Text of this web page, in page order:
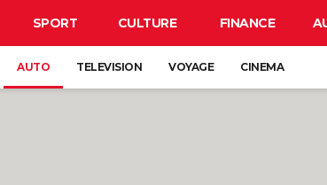
SPORT CULTURE FINANCE
AUTO TELEVISION VOYAGE CINEMA